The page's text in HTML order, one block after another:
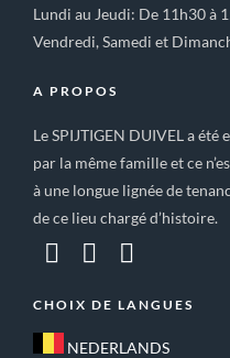
Lundi au Jeudi: De 11h30 à
Vendredi, Samedi et
A PROPOS
Le SPIJTIGEN DUIVEL a
par la même famille et ce
à une longue lignée de
de ce lieu chargé d’histoire.
CHOIX DE LANGUES
NEDERLANDS